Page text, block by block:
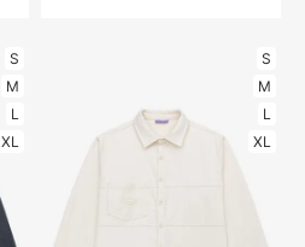
S
M
L
XL
S
M
L
XL